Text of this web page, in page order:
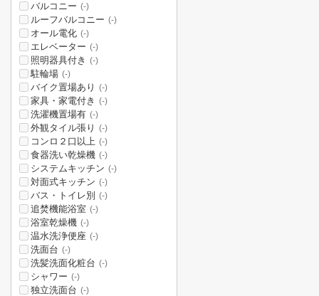
バルコニー (-)
ルーフバルコニー (-)
オール電化 (-)
エレベーター (-)
照明器具付き (-)
駐輪場 (-)
バイク置場あり (-)
家具・家電付き (-)
洗濯機置場有 (-)
外観タイル張り (-)
コンロ２口以上 (-)
食器洗い乾燥機 (-)
システムキッチン (-)
対面式キッチン (-)
バス・トイレ別 (-)
追焚機能浴室 (-)
浴室乾燥機 (-)
温水洗浄便座 (-)
洗面台 (-)
洗髪洗面化粧台 (-)
シャワー (-)
独立洗面台 (-)